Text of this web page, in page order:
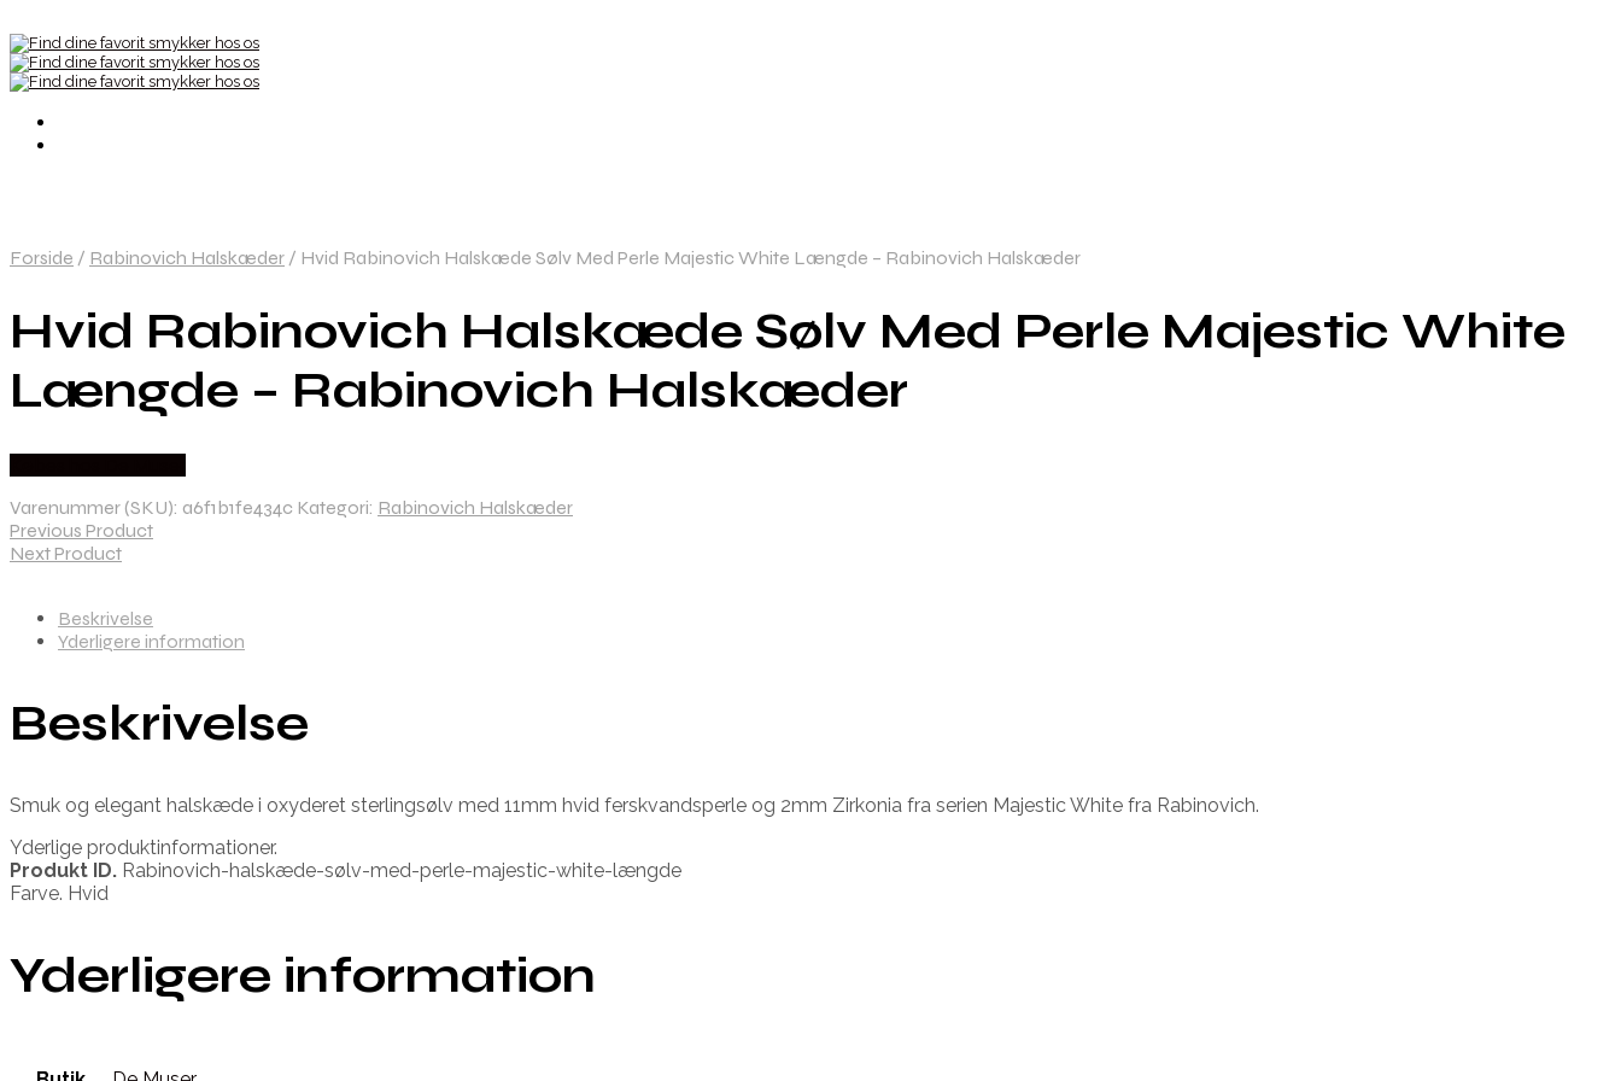
Forside / Rabinovich Halskæder / Hvid Rabinovich Halskæde Sølv Med Perle Majestic White Længde – Rabinovich Halskæder
Hvid Rabinovich Halskæde Sølv Med Perle Majestic White
Længde – Rabinovich Halskæder
Varenummer (SKU): a6f1b1fe434c Kategori: Rabinovich Halskæder
Previous Product
Next Product
Beskrivelse
Yderligere information
Beskrivelse
Smuk og elegant halskæde i oxyderet sterlingsølv med 11mm hvid ferskvandsperle og 2mm Zirkonia fra serien Majestic White fra Rabinovich.
Yderlige produktinformationer.
Produkt ID. Rabinovich-halskæde-sølv-med-perle-majestic-white-længde
Farve. Hvid
Yderligere information